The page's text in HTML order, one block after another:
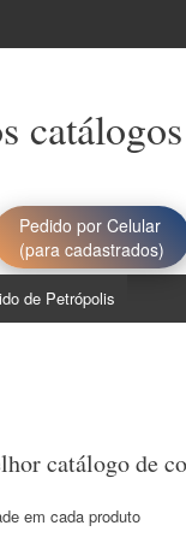
Pedido por Celular
(para cadastrados)
de Petrópolis
catálogo de
em cada produto